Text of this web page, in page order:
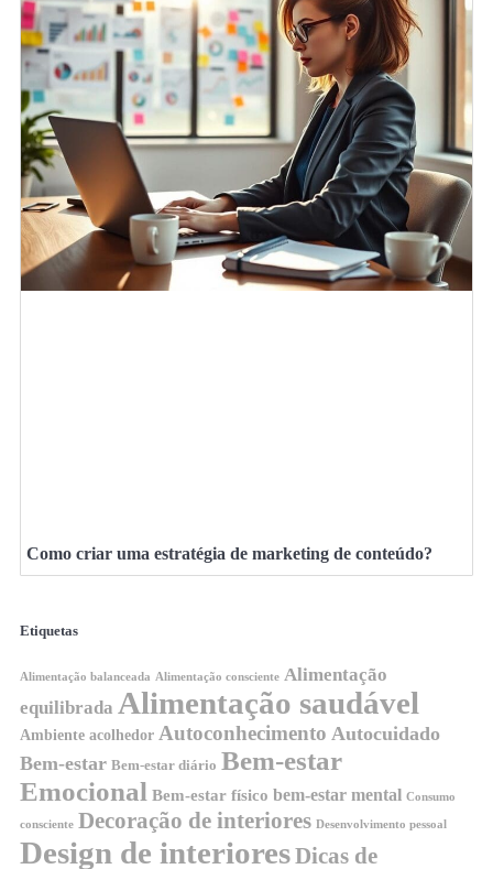
Como criar uma estratégia de marketing de conteúdo?
Etiquetas
Alimentação balanceada Alimentação consciente Alimentação
equilibrada Alimentação saudável
Ambiente acolhedor Autoconhecimento Autocuidado
Bem-estar Bem-estar diário Bem-estar
Emocional Bem-estar físico bem-estar mental Consumo
consciente Decoração de interiores Desenvolvimento pessoal
Design de interioresDicas de